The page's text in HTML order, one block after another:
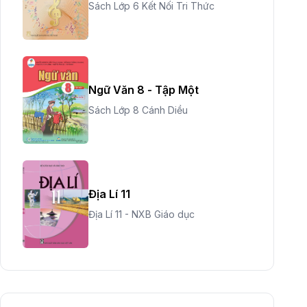
Sách Lớp 6 Kết Nối Tri Thức
Ngữ Văn 8 - Tập Một
Sách Lớp 8 Cánh Diều
Địa Lí 11
Địa Lí 11 - NXB Giáo dục